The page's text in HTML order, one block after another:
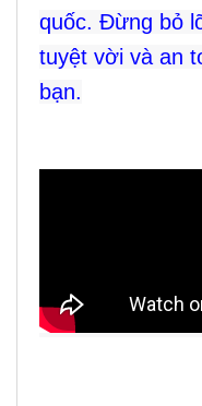
quốc. Đừng bỏ
tuyệt vời và an
bạn.